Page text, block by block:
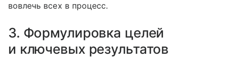
вовлечь всех в процесс.
3. Формулировка целей
и ключевых результатов